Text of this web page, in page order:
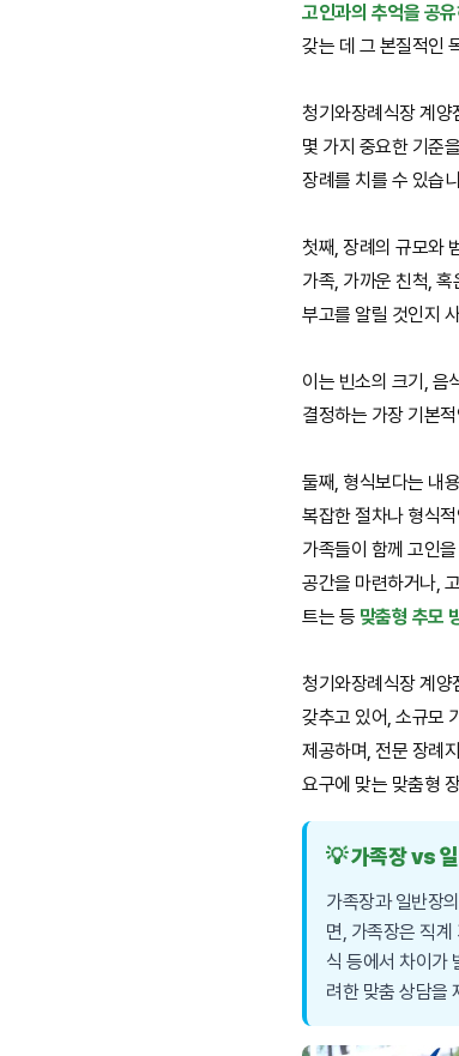
고인과의 추억을 공
갖는 데 그 본질적인
청기와장례식장 계양
몇 가지 중요한 기준
장례를 치를 수 있습
첫째, 장례의 규모와
가족, 가까운 친척,
부고를 알릴 것인지
이는 빈소의 크기, 음
결정하는 가장 기본
둘째, 형식보다는 내
복잡한 절차나 형식
가족들이 함께 고인
공간을 마련하거나,
트는 등 맞춤형 추모
청기와장례식장 계양
갖추고 있어, 소규모
제공하며, 전문 장례
요구에 맞는 맞춤형
💡 가족장 vs
가족장과 일반장
면, 가족장은 직
식 등에서 차이가
려한 맞춤 상담을